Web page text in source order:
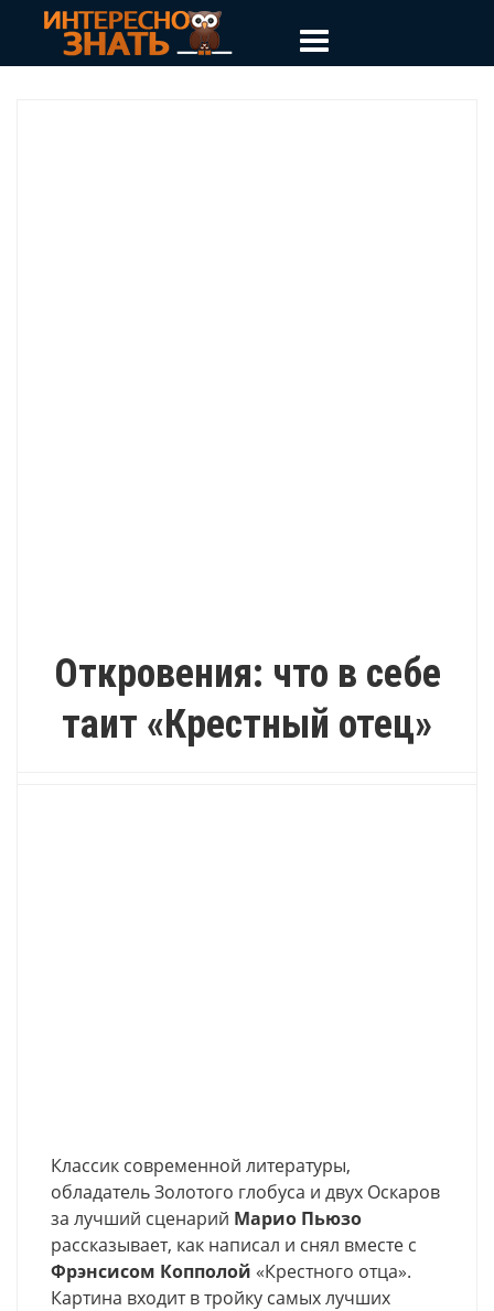
Откровения: что в себе
таит «Крестный отец»
Классик современной литературы,
обладатель Золотого глобуса и двух Оскаров
за лучший сценарий Марио Пьюзо
рассказывает, как написал и снял вместе с
Фрэнсисом Копполой «Крестного отца».
Картина входит в тройку самых лучших